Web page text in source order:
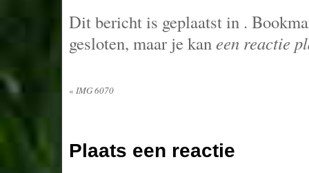
Dit bericht is geplaatst in .
gesloten, maar je kaneen reactie
« IMG 6070
Plaats een reactie